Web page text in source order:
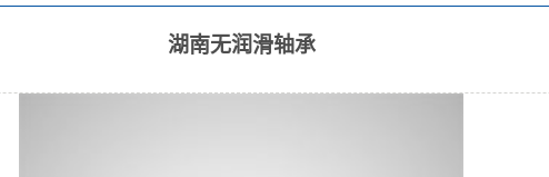
湖南无润滑轴承